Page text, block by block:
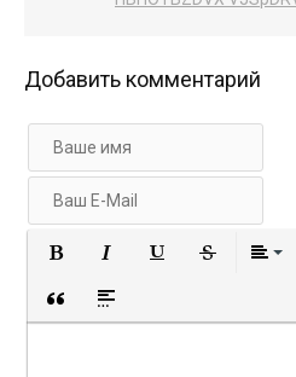
Добавить комментарий
Вставка цитаты
Вставка спойлера